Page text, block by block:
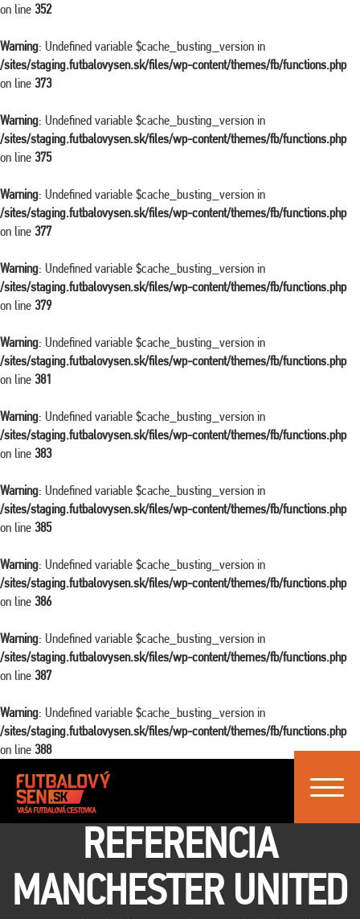
on line 352
Warning: Undefined variable $cache_busting_version in
/sites/staging.futbalovysen.sk/files/wp-content/themes/fb/functions.php
on line 373
Warning: Undefined variable $cache_busting_version in
/sites/staging.futbalovysen.sk/files/wp-content/themes/fb/functions.php
on line 375
Warning: Undefined variable $cache_busting_version in
/sites/staging.futbalovysen.sk/files/wp-content/themes/fb/functions.php
on line 377
Warning: Undefined variable $cache_busting_version in
/sites/staging.futbalovysen.sk/files/wp-content/themes/fb/functions.php
on line 379
Warning: Undefined variable $cache_busting_version in
/sites/staging.futbalovysen.sk/files/wp-content/themes/fb/functions.php
on line 381
Warning: Undefined variable $cache_busting_version in
/sites/staging.futbalovysen.sk/files/wp-content/themes/fb/functions.php
on line 383
Warning: Undefined variable $cache_busting_version in
/sites/staging.futbalovysen.sk/files/wp-content/themes/fb/functions.php
on line 385
Warning: Undefined variable $cache_busting_version in
/sites/staging.futbalovysen.sk/files/wp-content/themes/fb/functions.php
on line 386
Warning: Undefined variable $cache_busting_version in
/sites/staging.futbalovysen.sk/files/wp-content/themes/fb/functions.php
on line 387
Warning: Undefined variable $cache_busting_version in
/sites/staging.futbalovysen.sk/files/wp-content/themes/fb/functions.php
on line 388
Toggle
FUTBALOVÝ SEN
REFERENCIA
MANCHESTER UNITED